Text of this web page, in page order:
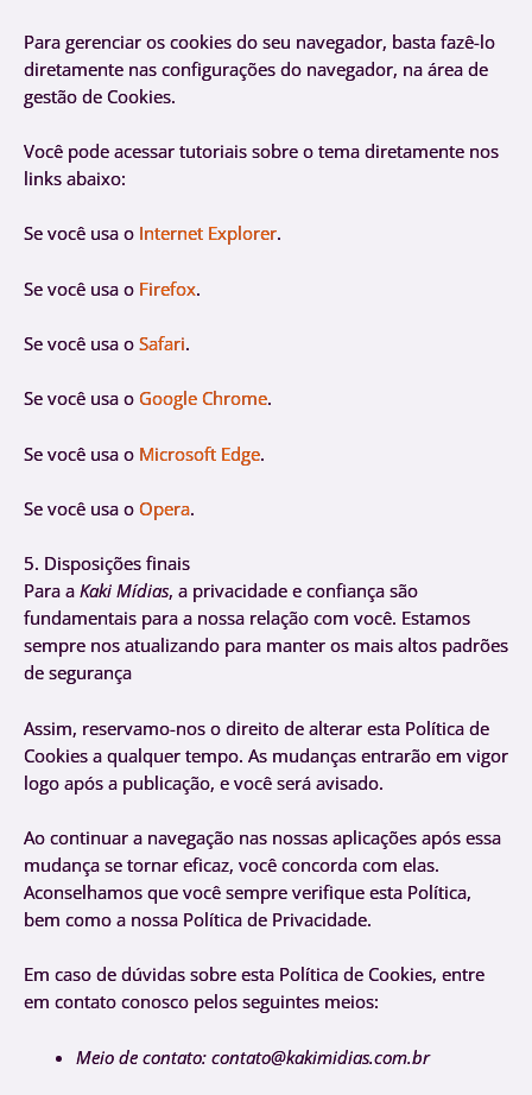
Para gerenciar os cookies do seu navegador, basta fazê-lo
diretamente nas configurações do navegador, na área de
gestão de Cookies.
Você pode acessar tutoriais sobre o tema diretamente nos
links abaixo:
Se você usa o Internet Explorer.
Se você usa o Firefox.
Se você usa o Safari.
Se você usa o Google Chrome.
Se você usa o Microsoft Edge.
Se você usa o Opera.
5. Disposições finais
Para a Kaki Mídias, a privacidade e confiança são
fundamentais para a nossa relação com você. Estamos
sempre nos atualizando para manter os mais altos padrões
de segurança
Assim, reservamo-nos o direito de alterar esta Política de
Cookies a qualquer tempo. As mudanças entrarão em vigor
logo após a publicação, e você será avisado.
Ao continuar a navegação nas nossas aplicações após essa
mudança se tornar eficaz, você concorda com elas.
Aconselhamos que você sempre verifique esta Política,
bem como a nossa Política de Privacidade.
Em caso de dúvidas sobre esta Política de Cookies, entre
em contato conosco pelos seguintes meios:
Meio de contato: contato@kakimidias.com.br